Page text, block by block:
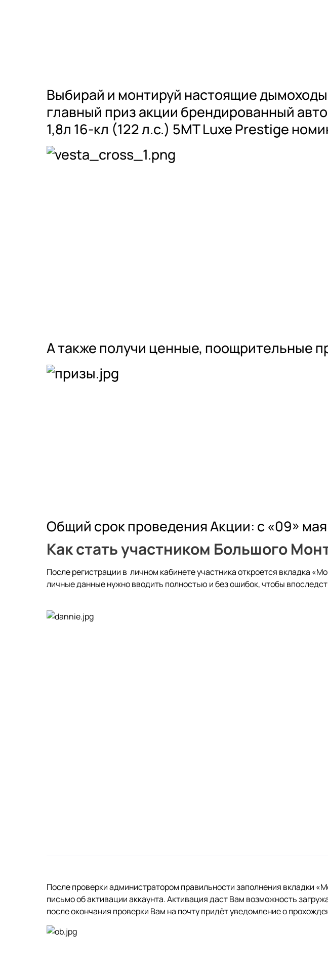
Выбирай и монтируй настоящие
главный приз акции брендированный
1,8л 16-кл (122 л.с.) 5МТ Luxe Prestige
А также получи ценные, поощрительные
Общий срок проведения Акции: с «09»
Как стать участником Большого
После регистрации в личном кабинете участникаоткроется вкладка
личные данные нужно вводить полностью и без ошибок, чтобы
После проверки администратором правильности заполнения вкладки
письмо об активации аккаунта. Активация даст Вам возможность
после окончания проверки Вам на почту придёт уведомление о